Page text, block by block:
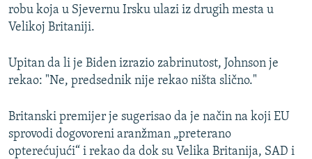
robu koja u Sjevernu Irsku ulazi iz drugih mesta u
Velikoj Britaniji.
Upitan da li je Biden izrazio zabrinutost, Johnson je
rekao: "Ne, predsednik nije rekao ništa slično."
Britanski premijer je sugerisao da je način na koji EU
sprovodi dogovoreni aranžman „preterano
opterećujući“ i rekao da dok su Velika Britanija, SAD i